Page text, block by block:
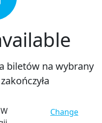
biletów na wybrany
Change